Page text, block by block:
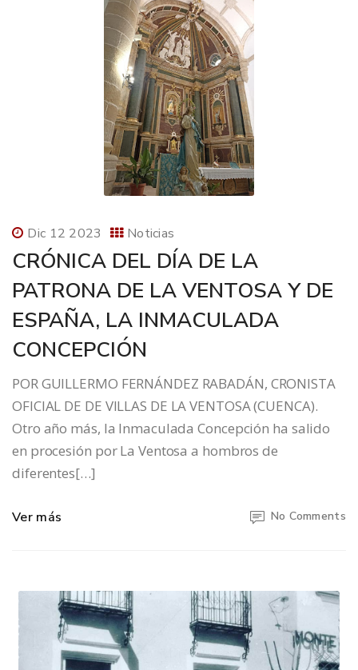
Dic 12 2023 Noticias
CRÓNICA DEL DÍA DE LA
PATRONA DE LA VENTOSA Y DE
ESPAÑA, LA INMACULADA
CONCEPCIÓN
POR GUILLERMO FERNÁNDEZ RABADÁN, CRONISTA
OFICIAL DE DE VILLAS DE LA VENTOSA (CUENCA).
Otro año más, la Inmaculada Concepción ha salido
en procesión por La Ventosa a hombros de
diferentes[…]
Ver más No Comments